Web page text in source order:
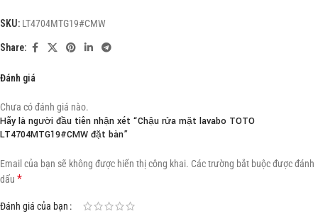
SKU: LT4704MTG19#CMW
Share:
Đánh giá
Chưa có đánh giá nào.
Hãy là người đầu tiên nhận xét “Chậu rửa mặt lavabo TOTO
LT4704MTG19#CMW đặt bàn”
Email của bạn sẽ không được hiển thị công khai. Các trường bắt buộc được đánh
dấu *
Đánh giá của bạn